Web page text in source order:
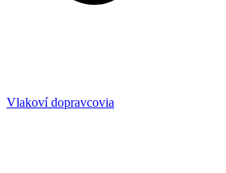
Vlakoví dopravcovia